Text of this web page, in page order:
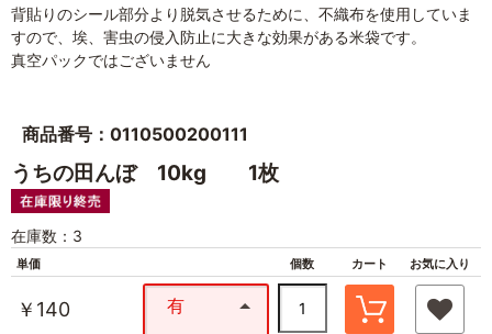
背貼りのシール部分より脱気させるために、不織布を使用していま
すので、埃、害虫の侵入防止に大きな効果がある米袋です。
真空パックではございません
商品番号：0110500200111
うちの田んぼ 10kg 1枚
在庫数：3
単価 個数 カート お気に入り
￥140 有